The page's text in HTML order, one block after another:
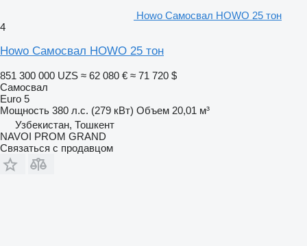
Howo Самосвал HOWO 25 тон
4
Howo Самосвал HOWO 25 тон
851 300 000 UZS ≈ 62 080 € ≈ 71 720 $
Самосвал
Euro 5
Мощность 380 л.с. (279 кВт) Объем 20,01 м³
Узбекистан, Тошкент
NAVOI PROM GRAND
Связаться с продавцом